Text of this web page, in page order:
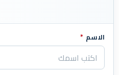
اترك هذا الحقل فارغاً
الاسم *